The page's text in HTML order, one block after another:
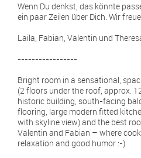
Wenn Du denkst, das könnte
ein paar Zeilen über Dich. Wir
Laila, Fabian, Valentin und
-----------------
Bright room in a sensational,
(2 floors under the roof, approx.
historic building, south-facing
flooring, large modern fitted
with skyline view) and the best
Valentin and Fabian – where
relaxation and good humor :-)